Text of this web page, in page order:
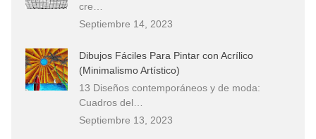
cre…
Septiembre 14, 2023
Dibujos Fáciles Para Pintar con Acrílico
(Minimalismo Artístico)
13 Diseños contemporáneos y de moda:
Cuadros del…
Septiembre 13, 2023